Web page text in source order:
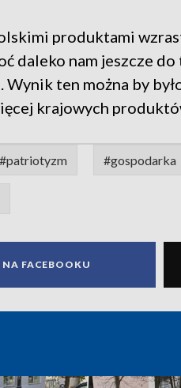
produktami
daleko nam jeszcze
Wynik ten można by
krajowych
#patriotyzm #gospodarka
FACEBOOKU